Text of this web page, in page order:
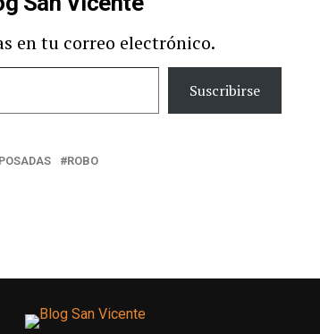
en tu correo electrónico.
Suscribirse
POSADAS ROBO